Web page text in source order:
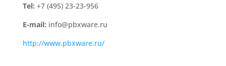
Tel: +7 (495) 23-23-956
E-mail: info@pbxware.ru
http://www.pbxware.ru/